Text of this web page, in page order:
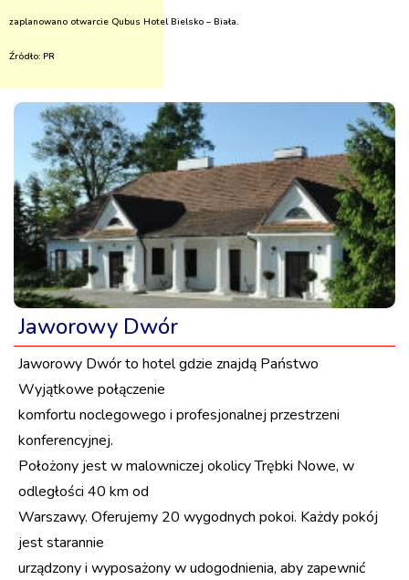
zaplanowano otwarcie Qubus Hotel Bielsko – Biała.
Źródło: PR
Jaworowy Dwór
Jaworowy Dwór to hotel gdzie znajdą Państwo
Wyjątkowe połączenie
komfortu noclegowego i profesjonalnej przestrzeni
konferencyjnej.
Położony jest w malowniczej okolicy Trębki Nowe, w
odległości 40 km od
Warszawy. Oferujemy 20 wygodnych pokoi. Każdy pokój
jest starannie
urządzony i wyposażony w udogodnienia, aby zapewnić